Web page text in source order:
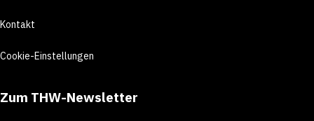
Kontakt
Cookie-Einstellungen
Zum THW-Newsletter